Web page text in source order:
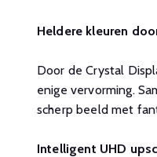
Heldere kleuren
Door de Crystal
enige vervorming.
scherp beeld met
Intelligent UHD